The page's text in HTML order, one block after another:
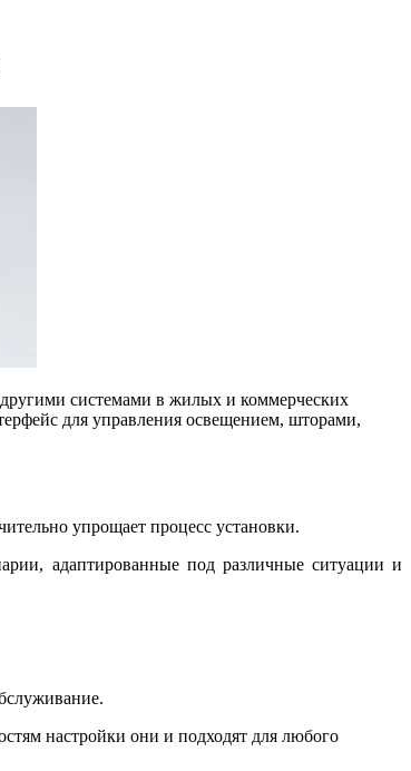
системами в жилых и коммерческих
для управления освещением, шторами,
упрощает процесс установки.
адаптированные под различные ситуации и
настройки они и подходят для любого